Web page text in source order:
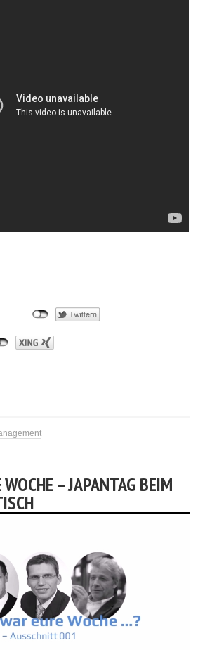
– JAPANTAG BEIM